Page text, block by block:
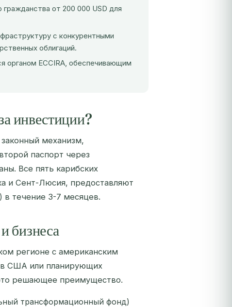
от 200 000 USD для
с конкурентными
облигаций.
органом ECCIRA, обеспечивающим
инвестиции?
механизм,
паспорт через
Все пять карибских
и Сент-Люсия, предоставляют
в течение 3-7 месяцев.
бизнеса
регионе с американским
в США или планирующих
решающее преимущество.
трансформационный фонд)